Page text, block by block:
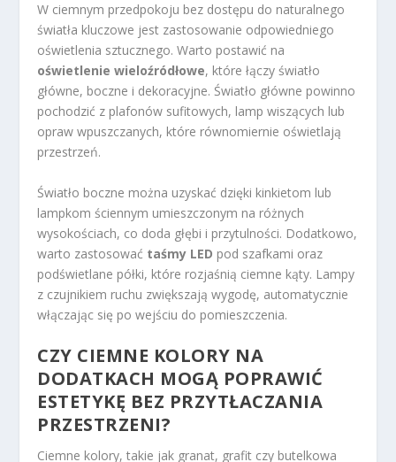
W ciemnym przedpokoju bez dostępu do naturalnego
światła kluczowe jest zastosowanie odpowiedniego
oświetlenia sztucznego. Warto postawić na
oświetlenie wieloźródłowe, które łączy światło
główne, boczne i dekoracyjne. Światło główne powinno
pochodzić z plafonów sufitowych, lamp wiszących lub
opraw wpuszczanych, które równomiernie oświetlają
przestrzeń.
Światło boczne można uzyskać dzięki kinkietom lub
lampkom ściennym umieszczonym na różnych
wysokościach, co doda głębi i przytulności. Dodatkowo,
warto zastosować taśmy LED pod szafkami oraz
podświetlane półki, które rozjaśnią ciemne kąty. Lampy
z czujnikiem ruchu zwiększają wygodę, automatycznie
włączając się po wejściu do pomieszczenia.
CZY CIEMNE KOLORY NA
DODATKACH MOGĄ POPRAWIĆ
ESTETYKĘ BEZ PRZYTŁACZANIA
PRZESTRZENI?
Ciemne kolory, takie jak granat, grafit czy butelkowa